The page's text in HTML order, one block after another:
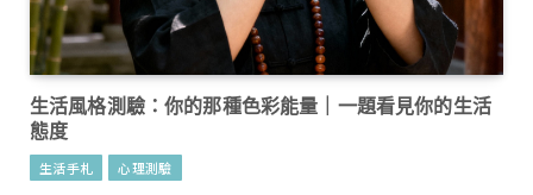
生活風格測驗：你的那種色彩能量｜一題看見你的生活
態度
生活手札 心理測驗